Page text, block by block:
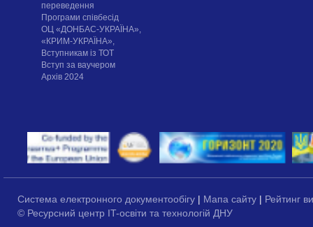
переведення
Програми співбесід
ОЦ «ДОНБАС-УКРАЇНА»,
«КРИМ-УКРАЇНА»,
Вступникам із ТОТ
Вступ за ваучером
Архів 2024
Система електронного документообігу | Мапа сайту | Рейтинг
© Ресурсний центр IT-освіти та технологій ДНУ